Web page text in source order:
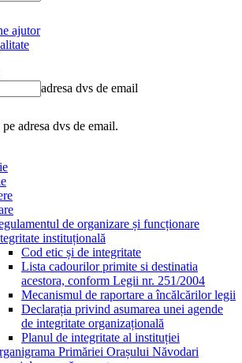
ajutor
adresa dvs de email
adresa dvs de email.
de organizare și funcționare
instituțională
Cod etic și de integritate
Lista cadourilor primite si destinatia
acestora, conform Legii nr. 251/2004
Mecanismul de raportare a încălcărilor legii
Declarația privind asumarea unei agende
de integritate organizațională
Planul de integritate al instituției
Primăriei Orașului Năvodari